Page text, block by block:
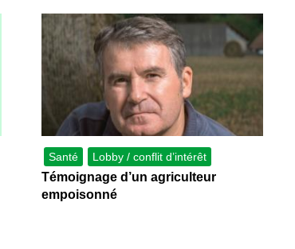
Santé Lobby / conflit d’intérêt
Témoignage d’un agriculteur
empoisonné